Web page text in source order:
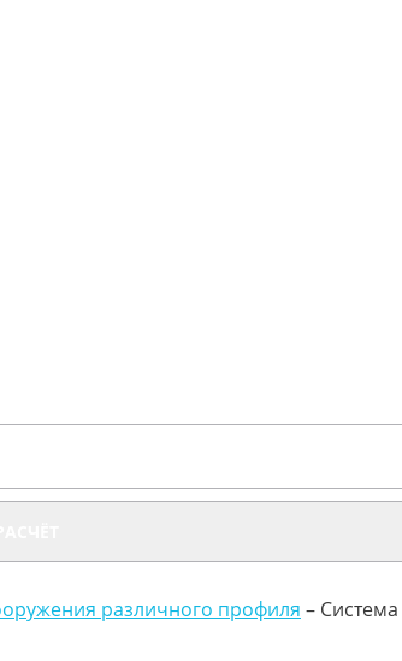
различного профиля –